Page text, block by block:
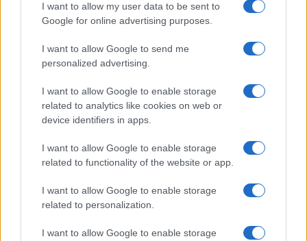
I want to allow my user data to be sent to
Google for online advertising purposes.
I want to allow Google to send me
personalized advertising.
I want to allow Google to enable storage
related to analytics like cookies on web or
device identifiers in apps.
I want to allow Google to enable storage
related to functionality of the website or app.
I want to allow Google to enable storage
related to personalization.
I want to allow Google to enable storage
Candidatura spontanea efficace: target, email e KPI
CANDIDATURA